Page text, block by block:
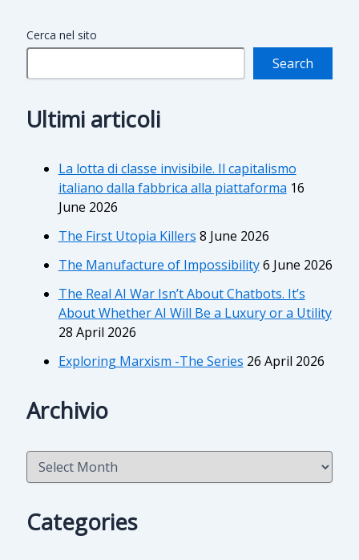
Cerca nel sito
Search
Ultimi articoli
La lotta di classe invisibile. Il capitalismo
italiano dalla fabbrica alla piattaforma 16
June 2026
The First Utopia Killers 8 June 2026
The Manufacture of Impossibility6 June 2026
The Real AI War Isn’t About Chatbots. It’s
About Whether AI Will Be a Luxury or a Utility
28 April 2026
Exploring Marxism -The Series 26 April 2026
Archivio
A
Categories